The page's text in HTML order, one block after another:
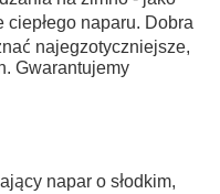
naparu. Dobra
najegzotyczniejsze,
Gwarantujemy
napar o słodkim,